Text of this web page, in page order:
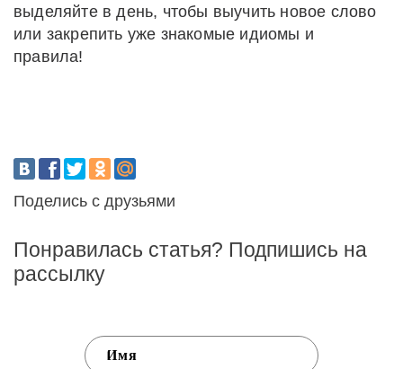
выделяйте в день, чтобы выучить новое слово
или закрепить уже знакомые идиомы и
правила!
Поделись с друзьями
Понравилась статья? Подпишись на
рассылку